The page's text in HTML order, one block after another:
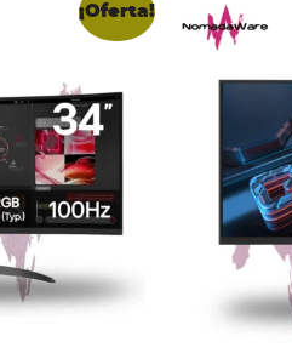
¡Oferta!